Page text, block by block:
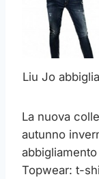
Liu Jo
La nuova
autunno
Topwear: t-